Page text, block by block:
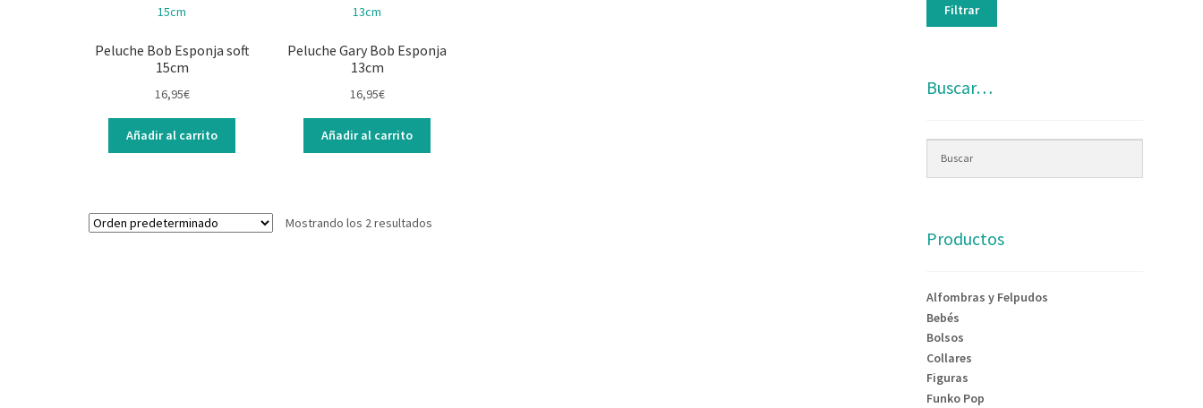
Peluche Bob Esponja soft
15cm
16,95€
Añadir al carrito
Peluche Gary Bob Esponja
13cm
16,95€
Añadir al carrito
Mostrando los 2 resultados
Filtrar
Buscar…
Productos
Alfombras y Felpudos
Bebés
Bolsos
Collares
Figuras
Funko Pop